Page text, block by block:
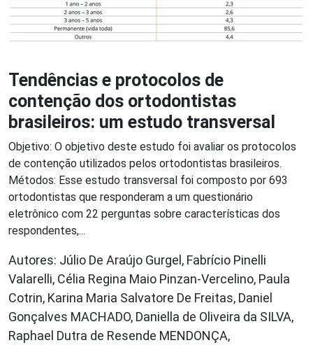
Tendências e protocolos de
contenção dos ortodontistas
brasileiros: um estudo transversal
Objetivo: O objetivo deste estudo foi avaliar os protocolos
de contenção utilizados pelos ortodontistas brasileiros.
Métodos: Esse estudo transversal foi composto por 693
ortodontistas que responderam a um questionário
eletrônico com 22 perguntas sobre características dos
respondentes,...
Autores: Júlio De Araújo Gurgel, Fabrício Pinelli
Valarelli, Célia Regina Maio Pinzan-Vercelino, Paula
Cotrin, Karina Maria Salvatore De Freitas, Daniel
Gonçalves MACHADO, Daniella de Oliveira da SILVA,
Raphael Dutra de Resende MENDONÇA,